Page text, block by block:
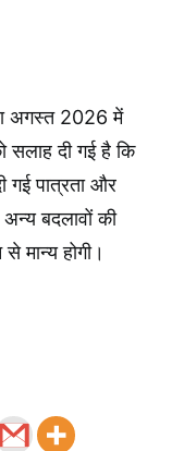
अगस्त 2026 में
सलाह दी गई है कि
पात्रता और
बदलावों की
मान्य होगी।